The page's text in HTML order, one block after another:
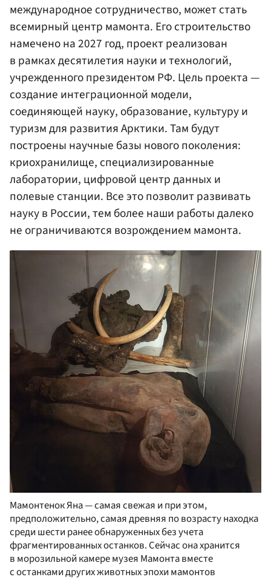
международное сотрудничество, может стать
всемирный центр мамонта. Его строительство
намечено на 2027 год, проект реализован
в рамках десятилетия науки и технологий,
учрежденного президентом РФ. Цель проекта —
создание интеграционной модели,
соединяющей науку, образование, культуру и
туризм для развития Арктики. Там будут
построены научные базы нового поколения:
криохранилище, специализированные
лаборатории, цифровой центр данных и
полевые станции. Все это позволит развивать
науку в России, тем более наши работы далеко
не ограничиваются возрождением мамонта.
Мамонтенок Яна — самая свежая и при этом,
предположительно, самая древняя по возрасту находка
среди шести ранее обнаруженных без учета
фрагментированных останков. Сейчас она хранится
в морозильной камере музея Мамонта вместе
с останками других животных эпохи мамонтов